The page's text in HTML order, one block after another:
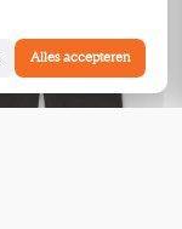
Alles accepteren